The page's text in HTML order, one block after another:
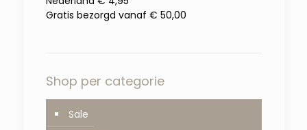
Gratis bezorgd vanaf € 50,00
Shop per categorie
Sale